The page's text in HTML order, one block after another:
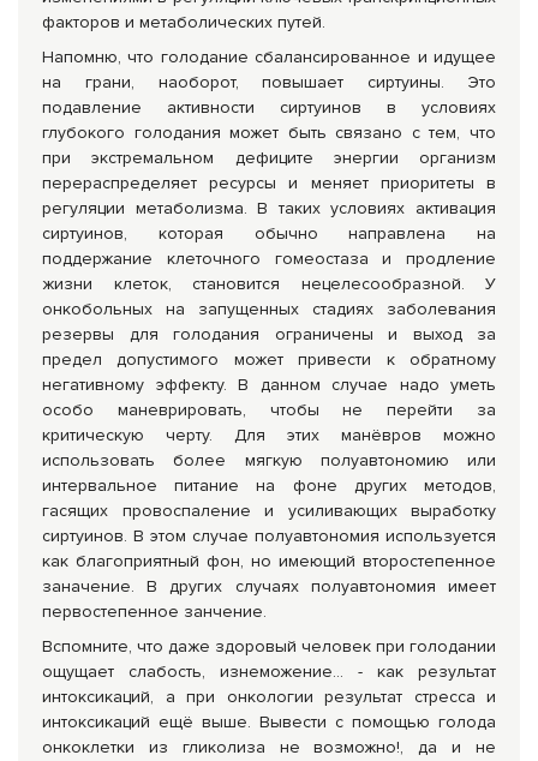
факторов и метаболических путей.
Напомню, что голодание сбалансированное и идущее
на грани, наоборот, повышает сиртуины. Это
подавление активности сиртуинов в условиях
глубокого голодания может быть связано с тем, что
при экстремальном дефиците энергии организм
перераспределяет ресурсы и меняет приоритеты в
регуляции метаболизма. В таких условиях активация
сиртуинов, которая обычно направлена на
поддержание клеточного гомеостаза и продление
жизни клеток, становится нецелесообразной. У
онкобольных на запущенных стадиях заболевания
резервы для голодания ограничены и выход за
предел допустимого может привести к обратному
негативному эффекту. В данном случае надо уметь
особо маневрировать, чтобы не перейти за
критическую черту. Для этих манёвров можно
использовать более мягкую полуавтономию или
интервальное питание на фоне других методов,
гасящих провоспаление и усиливающих выработку
сиртуинов. В этом случае полуавтономия используется
как благоприятный фон, но имеющий второстепенное
заначение. В других случаях полуавтономия имеет
первостепенное занчение.
Вспомните, что даже здоровый человек при голодании
ощущает слабость, изнеможение… - как результат
интоксикаций, а при онкологии результат стресса и
интоксикаций ещё выше. Вывести с помощью голода
онкоклетки из гликолиза не возможно!, да и не